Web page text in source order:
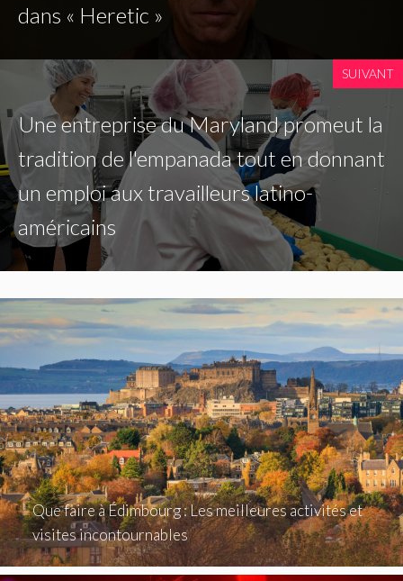
dans « Heretic »
SUIVANT
Une entreprise du Maryland promeut la
tradition de l'empanada tout en donnant
un emploi aux travailleurs latino-
américains
Que faire à Édimbourg : Les meilleures activités et
visites incontournables